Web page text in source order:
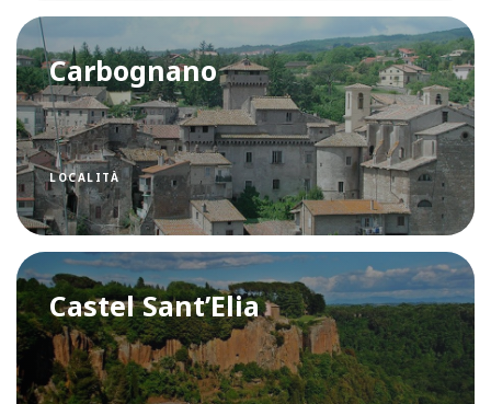
Carbognano
LOCALITÀ
Castel Sant’Elia